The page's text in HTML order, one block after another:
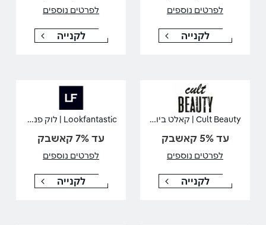
לפרטים נוספים
לקנייה
לפרטים נוספים
לקנייה
Cult Beauty | קאלט ביוטי
עד 5% קאשבק
לפרטים נוספים
לקנייה
Lookfantastic | לוק פנטסטיק
עד 7% קאשבק
לפרטים נוספים
לקנייה